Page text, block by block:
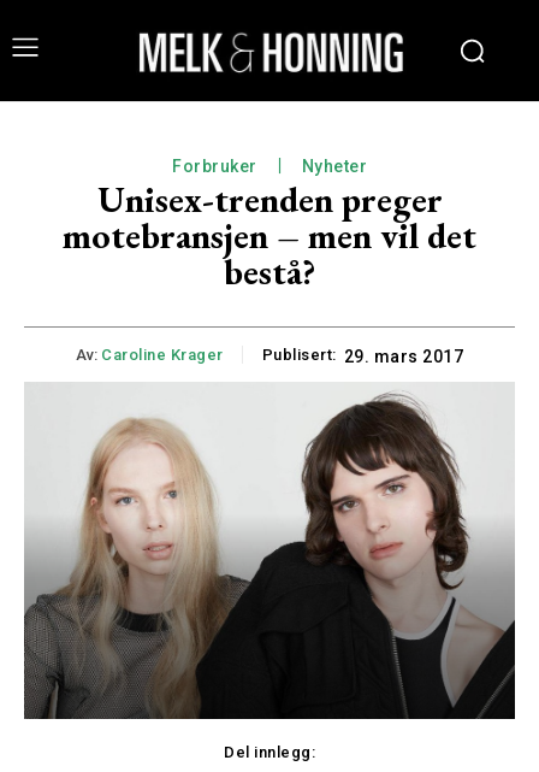
Forbruker Nyheter
Unisex-trenden preger
motebransjen – men vil det
bestå?
Av: Caroline Krager Publisert: 29. mars 2017
Del innlegg: